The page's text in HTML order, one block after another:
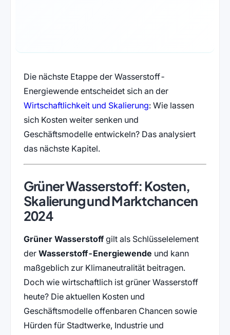
Die nächste Etappe der Wasserstoff-
Energiewende entscheidet sich an der
Wirtschaftlichkeit und Skalierung: Wie lassen
sich Kosten weiter senken und
Geschäftsmodelle entwickeln? Das analysiert
das nächste Kapitel.
Grüner Wasserstoff: Kosten,
Skalierung und Marktchancen
2024
Grüner Wasserstoffgilt als Schlüsselelement
der Wasserstoff-Energiewende und kann
maßgeblich zur Klimaneutralität beitragen.
Doch wie wirtschaftlich ist grüner Wasserstoff
heute? Die aktuellen Kosten und
Geschäftsmodelle offenbaren Chancen sowie
Hürden für Stadtwerke, Industrie und